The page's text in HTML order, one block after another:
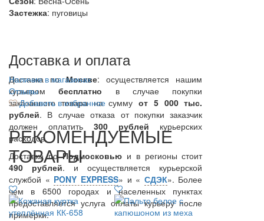
Застежка: пуговицы
Доставка и оплата
Доставка поМоскве: осуществляется нашим
курьеромбесплатно в случае покупки
заказанного товара на суммуот 5 000 тыс.
рублей. В случае отказа от покупки заказчик
должен оплатить300 рублей курьерских
расходов.
Доставка поПодмосковью и в регионы стоит
490 рублей. и осуществляется курьерской
службой « PONY EXPRESS» и « СДЭК». Более
чем в 6500 городах и населенных пунктах
предоставляется услуга оплаты курьеру после
примерки.
Наличие в магазинах
Отзывы
Добавить в избранное
РЕКОМЕНДУЕМЫЕ
ТОВАРЫ